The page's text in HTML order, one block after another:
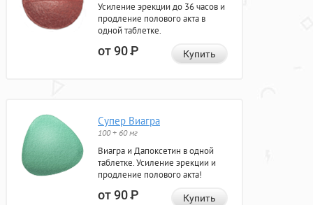
Усиление эрекции до 36 часов и
продление полового акта в
одной таблетке.
от 90Р Купить
Супер Виагра
100 + 60 мг
Виагра и Дапоксетин в одной
таблетке. Усиление эрекции и
продление полового акта!
от 90Р Купить